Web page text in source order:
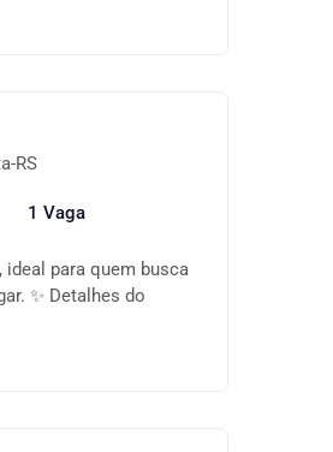
a comércios,
RS
1 Vaga
para quem busca
✨ Detalhes do
Sacada com